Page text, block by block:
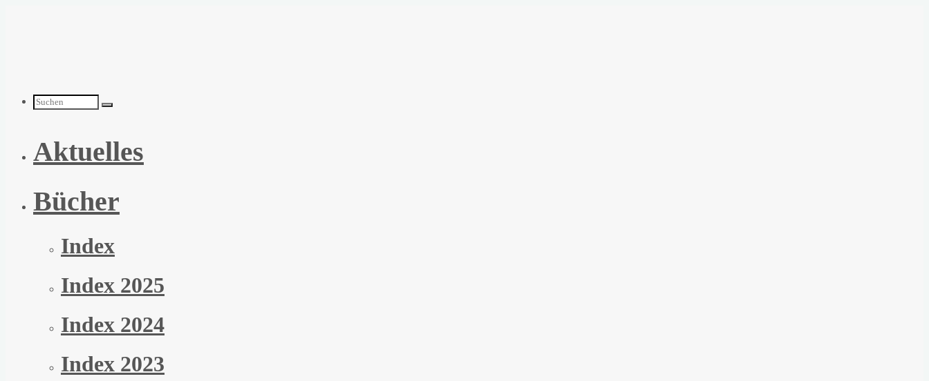
Suchen
nach:
Aktuelles
Bücher
Index
Index 2025
Index 2024
Index 2023